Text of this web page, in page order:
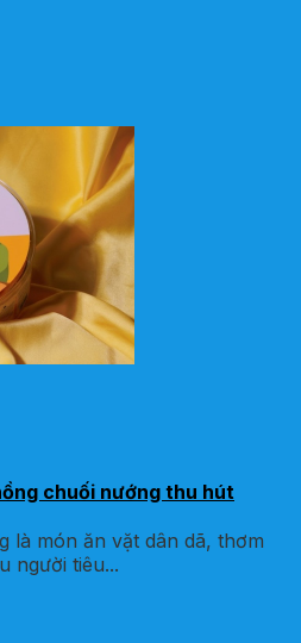
chuối nướng thu hút
là món ăn vặt dân dã, thơm
người tiêu...